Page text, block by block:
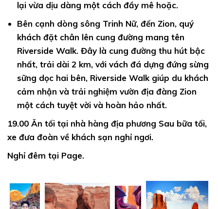
lại vừa dịu dàng một cách đầy mê hoặc.
Bên cạnh dòng sông Trinh Nữ, đến Zion, quý
khách đặt chân lên cung đường mang tên
Riverside Walk. Đây là cung đường thu hút bậc
nhất, trải dài 2 km, với vách đá dựng đứng sừng
sững dọc hai bên, Riverside Walk giúp du khách
cảm nhận và trải nghiệm vườn địa đàng Zion
một cách tuyệt vời và hoàn hảo nhất.
19.00 Ăn tối tại nhà hàng địa phương Sau bữa tối,
xe đưa đoàn về khách sạn nghỉ ngơi.
Nghỉ đêm tại Page.